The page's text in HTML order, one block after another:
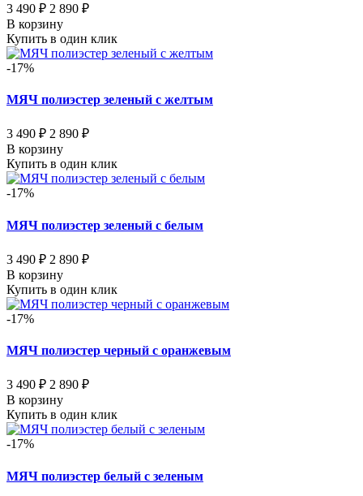
3 490 ₽ 2 890 ₽
В корзину
Купить в один клик
-17%
МЯЧ полиэстер зеленый с желтым
3 490 ₽ 2 890 ₽
В корзину
Купить в один клик
-17%
МЯЧ полиэстер зеленый с белым
3 490 ₽ 2 890 ₽
В корзину
Купить в один клик
-17%
МЯЧ полиэстер черный с оранжевым
3 490 ₽ 2 890 ₽
В корзину
Купить в один клик
-17%
МЯЧ полиэстер белый с зеленым